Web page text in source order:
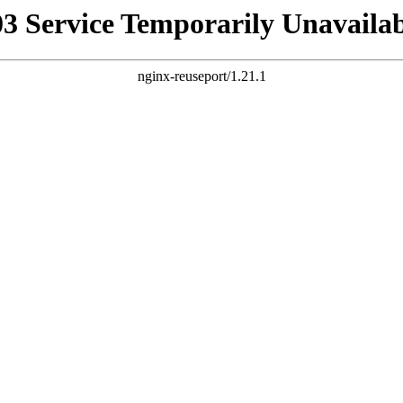
Service Temporarily
nginx-reuseport/1.21.1